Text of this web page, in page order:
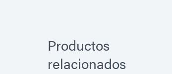
Productos
relacionados